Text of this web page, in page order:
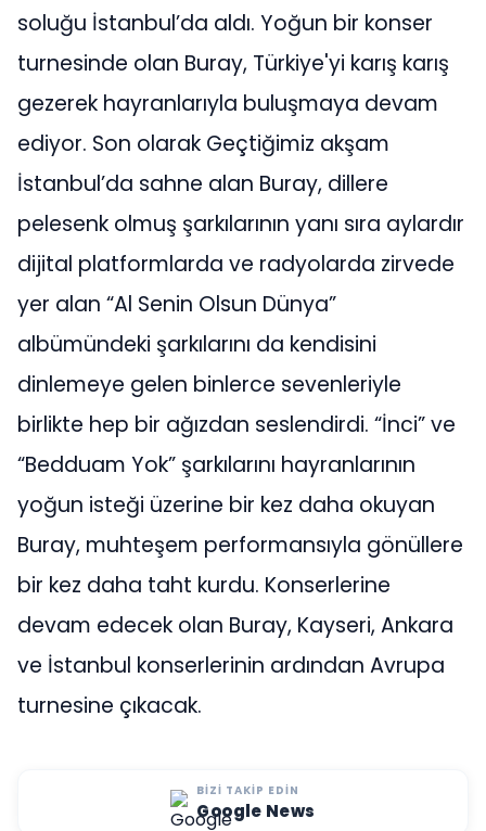
soluğu İstanbul’da aldı. Yoğun bir konser
turnesinde olan Buray, Türkiye'yi karış karış
gezerek hayranlarıyla buluşmaya devam
ediyor. Son olarak Geçtiğimiz akşam
İstanbul’da sahne alan Buray, dillere
pelesenk olmuş şarkılarının yanı sıra aylardır
dijital platformlarda ve radyolarda zirvede
yer alan “Al Senin Olsun Dünya”
albümündeki şarkılarını da kendisini
dinlemeye gelen binlerce sevenleriyle
birlikte hep bir ağızdan seslendirdi. “İnci” ve
“Bedduam Yok” şarkılarını hayranlarının
yoğun isteği üzerine bir kez daha okuyan
Buray, muhteşem performansıyla gönüllere
bir kez daha taht kurdu. Konserlerine
devam edecek olan Buray, Kayseri, Ankara
ve İstanbul konserlerinin ardından Avrupa
turnesine çıkacak.
BIZI TAKIP EDIN
Google News